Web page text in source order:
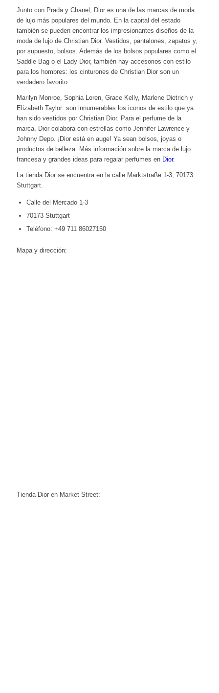
Junto con Praday Chanel, Dior es una de las marcas de moda
de lujo más populares del mundo. En la capital del estado
también se pueden encontrar los impresionantes diseños de la
moda de lujo de Christian Dior. Vestidos, pantalones, zapatos y,
por supuesto, bolsos. Además de los bolsos populares como el
Saddle Bag o el Lady Dior, también hay accesorios con estilo
para los hombres: los cinturones de Christian Dior son un
verdadero favorito.
Marilyn Monroe, Sophia Loren, Grace Kelly, Marlene Dietrich y
Elizabeth Taylor: son innumerables los iconos de estilo que ya
han sido vestidos por Christian Dior. Para el perfume de la
marca, Dior colabora con estrellas como Jennifer Lawrence y
Johnny Depp. ¡Dior está en auge! Ya sean bolsos, joyas o
productos de belleza. Más información sobre la marca de lujo
francesa y grandes ideas para regalar perfumes en Dior.
La tienda Dior se encuentra en la calle Marktstraße 1-3, 70173
Stuttgart.
Calle del Mercado 1-3
70173 Stuttgart
Teléfono: +49 711 86027150
Mapa y dirección:
Tienda Dior en Market Street: